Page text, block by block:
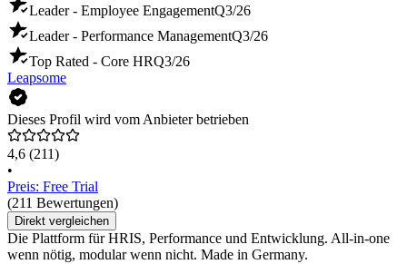
Leader - Employee EngagementQ3/26
Leader - Performance ManagementQ3/26
Top Rated - Core HRQ3/26
Leapsome
Dieses Profil wird vom Anbieter betrieben
4,6 (211)
•
Preis: Free Trial
(211 Bewertungen)
Direkt vergleichen
Die Plattform für HRIS, Performance und Entwicklung. All-in-one
wenn nötig, modular wenn nicht. Made in Germany.